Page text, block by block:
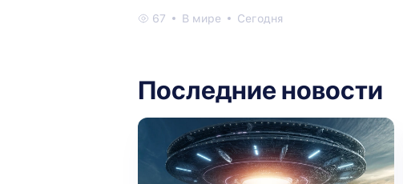
67 В мире Сегодня
Последние новости